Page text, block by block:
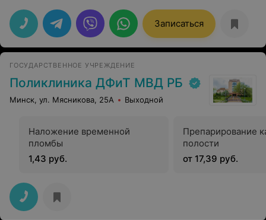
Записаться
ГОСУДАРСТВЕННОЕ УЧРЕЖДЕНИЕ
Поликлиника ДФиТ МВД РБ
Минск, ул. Мясникова, 25А Выходной
Наложение временной
пломбы
1,43 руб.
Препарирование
полости
от 17,39 руб.